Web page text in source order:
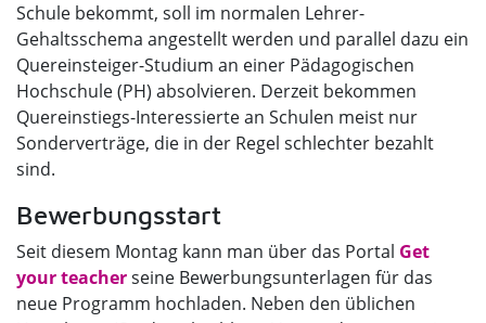
Schule bekommt, soll im normalen Lehrer-
Gehaltsschema angestellt werden und parallel dazu ein
Quereinsteiger-Studium an einer Pädagogischen
Hochschule (PH) absolvieren. Derzeit bekommen
Quereinstiegs-Interessierte an Schulen meist nur
Sonderverträge, die in der Regel schlechter bezahlt
sind.
Bewerbungsstart
Seit diesem Montag kann man über das Portal Get
your teacherseine Bewerbungsunterlagen für das
neue Programm hochladen. Neben den üblichen